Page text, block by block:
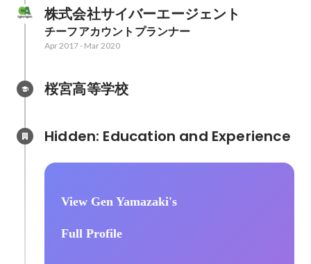
株式会社サイバーエージェント
チーフアカウントプランナー
Apr 2017- Mar 2020
桜宮高等学校
View Gen Yamazaki's
Full Profile